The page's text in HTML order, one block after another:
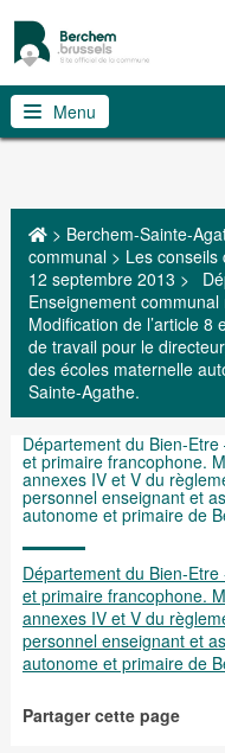
Menu
> Berchem-Sainte-
communal> Les conseils
12 septembre 2013 >
Enseignement
Modification de l’article
de travail pour le
des écoles maternelle
Sainte­-Agathe.
Département du Bien-
et primaire francophone.
annexes IV et V du
personnel enseignant et
autonome et primaire de
Département du Bien-
et primaire francophone.
annexes IV et V du
personnel enseignant et
autonome et primaire de
Partager cette page